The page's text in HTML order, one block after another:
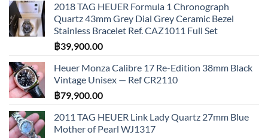
2018 TAG HEUER Formula 1 Chronograph
Quartz 43mm Grey Dial Grey Ceramic Bezel
Stainless Bracelet Ref. CAZ1011 Full Set
฿39,900.00
Heuer Monza Calibre 17 Re-Edition 38mm Black
Vintage Unisex — Ref CR2110
฿79,900.00
2011 TAG HEUER Link Lady Quartz 27mm Blue
Mother of Pearl WJ1317